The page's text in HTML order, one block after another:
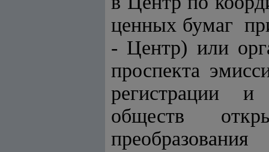
ценных бумаг
- Центр) или
проспекта
регистрации
обществ